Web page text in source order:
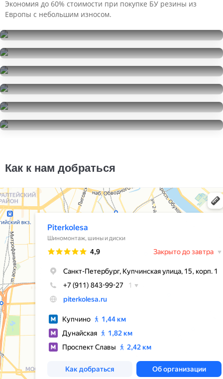
Экономия до 60% стоимости при покупке БУ резины из
Европы с небольшим износом.
195/65R15
5000
за 2 шт.
195/65R15
10000
за 4 шт.
195/65R15
9000
за 4 шт.
195/65R15
10000
за 4 шт.
195/65R15
Как к нам добраться